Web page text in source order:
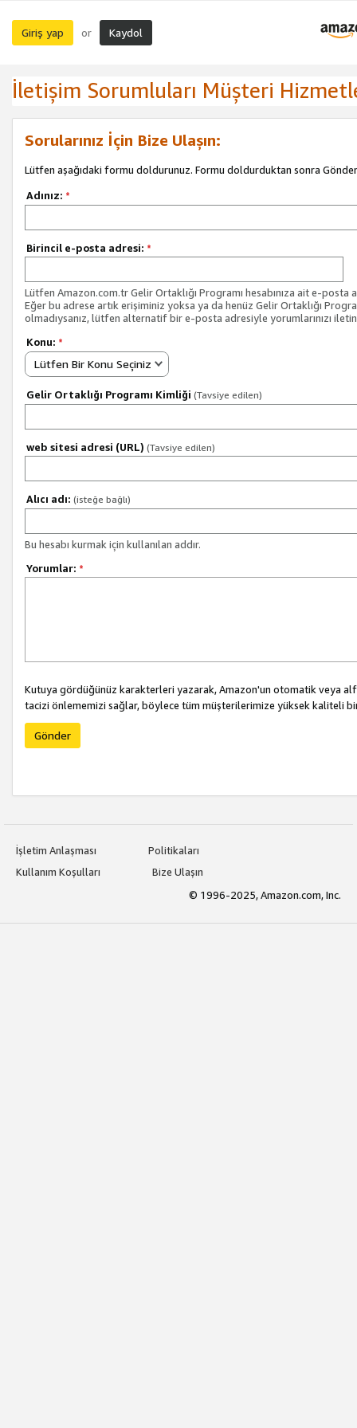
Giriş yap or Kaydol
İletişim Sorumluları Müşteri
Sorularınız İçin Bize Ulaşın:
Lütfen aşağıdaki formu doldurunuz. Formu doldurduktan sonra Gönder
Adınız: *
Birincil e-posta adresi: *
Lütfen Amazon.com.tr Gelir Ortaklığı Programı hesabınıza ait e-posta
Eğer bu adrese artık erişiminiz yoksa ya da henüz Gelir Ortaklığı
olmadıysanız, lütfen alternatif bir e-posta adresiyle yorumlarınızı
Konu: *
Lütfen Bir Konu Seçiniz
Gelir Ortaklığı Programı Kimliği (Tavsiye edilen)
web sitesi adresi (URL) (Tavsiye edilen)
Alıcı adı: (isteğe bağlı)
Bu hesabı kurmak için kullanılan addır.
Yorumlar: *
Kutuya gördüğünüz karakterleri yazarak, Amazon'un otomatik veya
tacizi önlememizi sağlar, böylece tüm müşterilerimize yüksek kaliteli
Gönder
İşletim Anlaşması
Politikaları
Kullanım Koşulları
Bize Ulaşın
© 1996-2025, Amazon.com, Inc.